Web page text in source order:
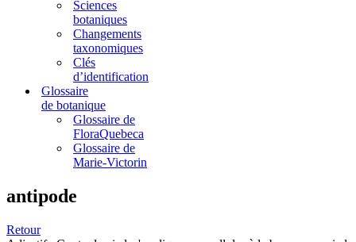
Sciences
botaniques
Changements
taxonomiques
Clés
d’identification
Glossaire
de botanique
Glossaire de
FloraQuebeca
Glossaire de
Marie-Victorin
antipode
Retour